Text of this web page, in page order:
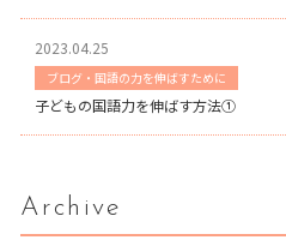
2023.04.25
ブログ・国語の力を伸ばすために
子どもの国語力を伸ばす方法①
Archive